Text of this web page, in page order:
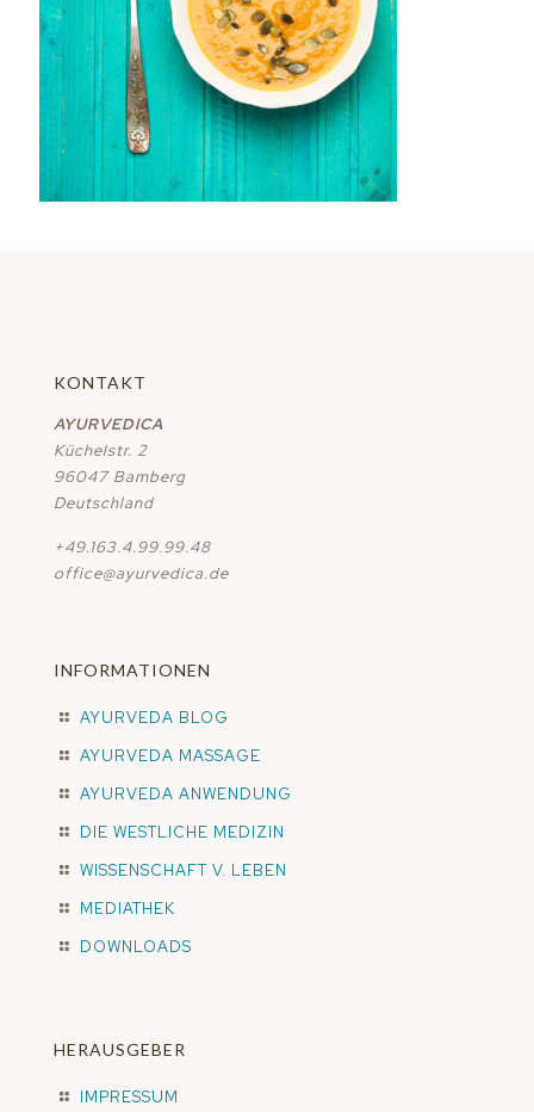
KONTAKT
AYURVEDICA
Küchelstr. 2
96047 Bamberg
Deutschland
+49.163.4.99.99.48
office@ayurvedica.de
INFORMATIONEN
AYURVEDA BLOG
AYURVEDA MASSAGE
AYURVEDA ANWENDUNG
DIE WESTLICHE MEDIZIN
WISSENSCHAFT V. LEBEN
MEDIATHEK
DOWNLOADS
HERAUSGEBER
IMPRESSUM